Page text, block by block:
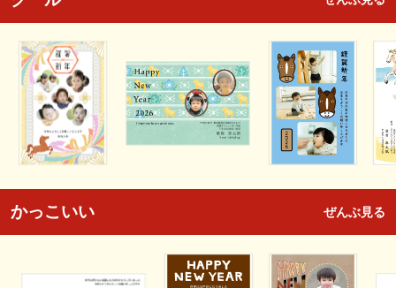
かっこいい ぜんぶ見る